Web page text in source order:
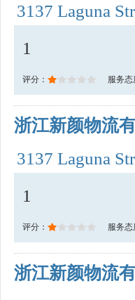
3137 Laguna
1
评分： 服务态
浙江新颜物流
3137 Laguna
1
评分： 服务态
浙江新颜物流